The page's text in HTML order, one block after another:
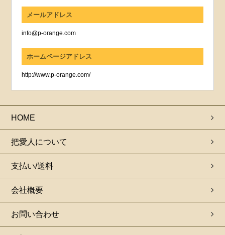
メールアドレス
info@p-orange.com
ホームページアドレス
http://www.p-orange.com/
HOME
把愛人について
支払い/送料
会社概要
お問い合わせ